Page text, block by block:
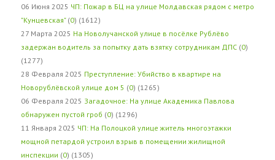
06 Июня 2025 ЧП: Пожар в БЦ на улице Молдавская рядом с метро
"Кунцевская" (0) (1612)
27 Марта 2025 На Новолучанской улице в посёлке Рублёво
задержан водитель за попытку дать взятку сотрудникам ДПС (0)
(1277)
28 Февраля 2025 Преступление: Убийство в квартире на
Новорублёвской улице дом 5 (0) (1265)
06 Февраля 2025 Загадочное: На улице Академика Павлова
обнаружен пустой гроб (0) (1296)
11 Января 2025 ЧП: На Полоцкой улице житель многоэтажки
мощной петардой устроил взрыв в помещении жилищной
инспекции (0) (1305)